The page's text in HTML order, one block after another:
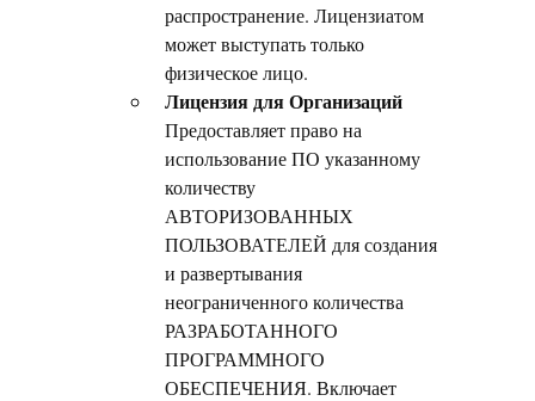
распространение. Лицензиатом
может выступать только
физическое лицо.
Лицензия для Организаций
Предоставляет право на
использование ПО указанному
количеству
АВТОРИЗОВАННЫХ
ПОЛЬЗОВАТЕЛЕЙ для создания
и развертывания
неограниченного количества
РАЗРАБОТАННОГО
ПРОГРАММНОГО
ОБЕСПЕЧЕНИЯ. Включает